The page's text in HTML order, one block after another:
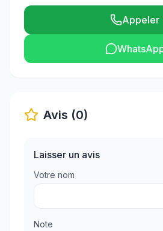
Appeler
Avis (0)
Laisser un avis
Votre nom
Note